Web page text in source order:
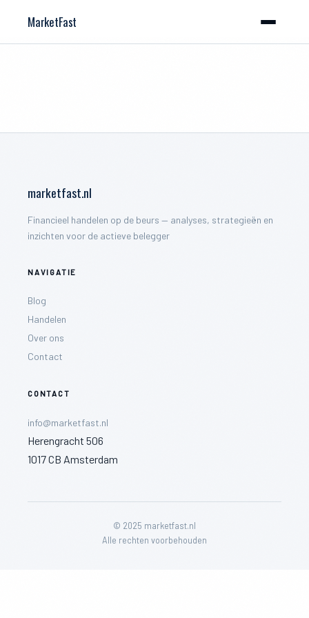
MarketFast
marketfast.nl
Financieel handelen op de beurs — analyses, strategieën en
inzichten voor de actieve belegger
NAVIGATIE
Blog
Handelen
Over ons
Contact
CONTACT
info@marketfast.nl
Herengracht 506
1017 CB Amsterdam
© 2025 marketfast.nl
Alle rechten voorbehouden